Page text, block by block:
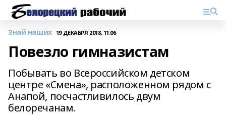
Знай наших 19 ДЕКАБРЯ 2018, 11:06
Повезло гимназистам
Побывать во Всероссийском детском
центре «Смена», расположенном рядом с
Анапой, посчастливилось двум
белоречанам.